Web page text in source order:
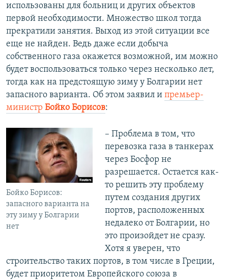
использованы для больниц и других объектов
первой необходимости. Множество школ тогда
прекратили занятия. Выход из этой ситуации все
еще не найден. Ведь даже если добыча
собственного газа окажется возможной, им можно
будет воспользоваться только через несколько лет,
тогда как на предстоящую зиму у Болгарии нет
запасного варианта. Об этом заявил и премьер-
министр Бойко Борисов:
Бойко Борисов:
запасного варианта на
эту зиму у Болгарии
нет
– Проблема в том, что
перевозка газа в танкерах
через Босфор не
разрешается. Остается как-
то решить эту проблему
путем создания других
портов, расположенных
недалеко от Болгарии, но
это произойдет не сразу.
Хотя я уверен, что
строительство таких портов, в том числе в Греции,
будет приоритетом Европейского союза в